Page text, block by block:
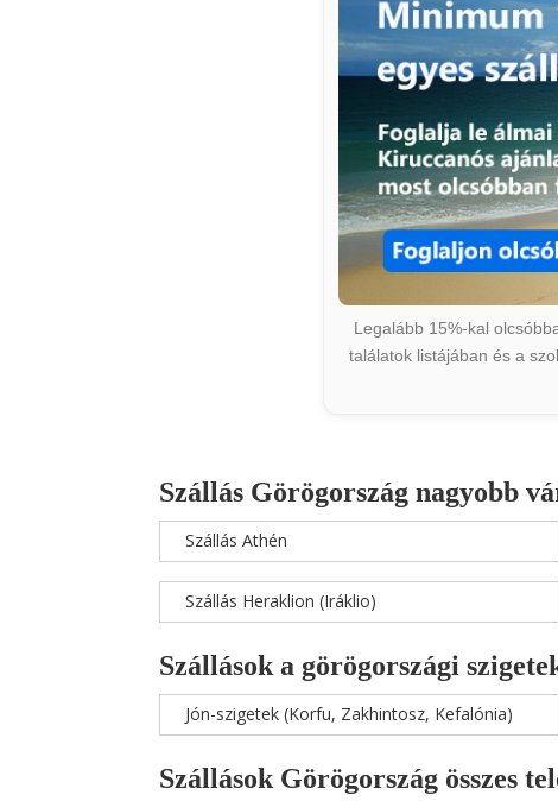
Legalább 15%-kal
találatok listájában és a
Szállás Görögország nagyobb
Szállás Athén
Szállás Heraklion (Iráklio)
Szállások a görögországi
Jón-szigetek (Korfu, Zakhintosz, Kefalónia)
Szállások Görögország összes